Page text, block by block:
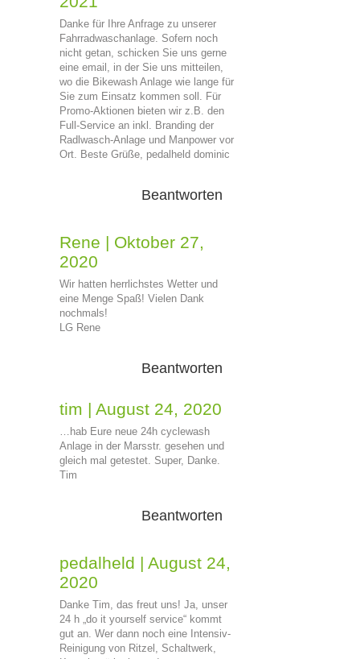
Danke für Ihre Anfrage zu unserer
Fahrradwaschanlage. Sofern noch
nicht getan, schicken Sie uns gerne
eine email, in der Sie uns mitteilen,
wo die Bikewash Anlage wie lange für
Sie zum Einsatz kommen soll. Für
Promo-Aktionen bieten wir z.B. den
Full-Service an inkl. Branding der
Radlwasch-Anlage und Manpower vor
Ort. Beste Grüße, pedalheld dominic
Beantworten
Rene | Oktober 27,
2020
Wir hatten herrlichstes Wetter und
eine Menge Spaß! Vielen Dank
nochmals!
LG Rene
Beantworten
tim | August 24, 2020
…hab Eure neue 24h cyclewash
Anlage in der Marsstr. gesehen und
gleich mal getestet. Super, Danke.
Tim
Beantworten
pedalheld | August 24,
2020
Danke Tim, das freut uns! Ja, unser
24 h „do it yourself service“ kommt
gut an. Wer dann noch eine Intensiv-
Reinigung von Ritzel, Schaltwerk,